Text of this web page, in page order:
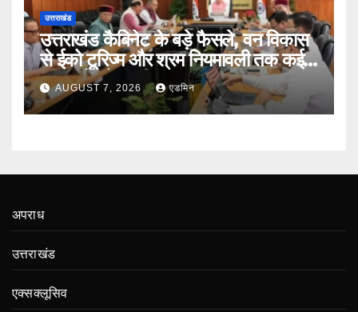
उत्तराखंड
उत्तराखंड कैबिनेट के बड़े फैसले, वन विकास
से ईको टूरिज्म और श्रम नियमावली तक कई
प्रस्तावों को मंजूरी
AUGUST 7, 2026 एडमिन
अपराध
उत्तराखंड
एक्सक्लूसिव